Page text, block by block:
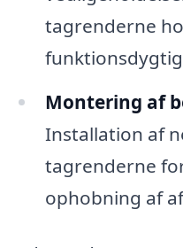
tagrenderne
Montering af
Installation af
tagrenderne
ophobning af